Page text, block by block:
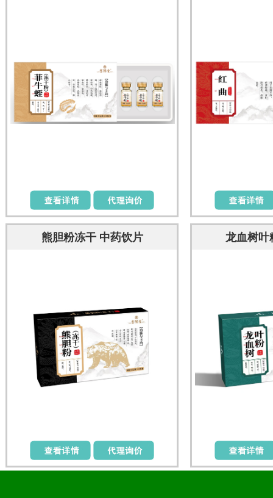
熊胆粉冻干 中药饮片 龙血树叶